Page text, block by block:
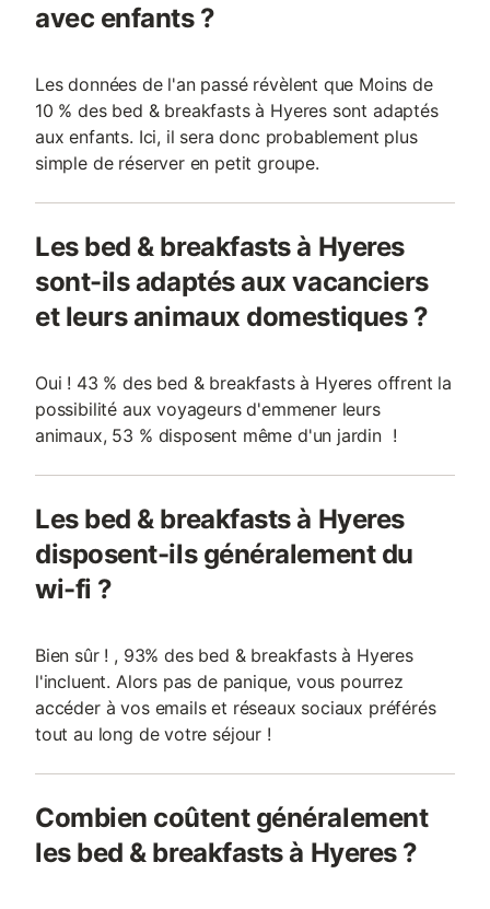
avec enfants ?
Les données de l'an passé révèlent que Moins de
10 % des bed & breakfasts à Hyeres sont adaptés
aux enfants. Ici, il sera donc probablement plus
simple de réserver en petit groupe.
Les bed & breakfasts à Hyeres
sont-ils adaptés aux vacanciers
et leurs animaux domestiques ?
Oui ! 43 % des bed & breakfasts à Hyeres offrent la
possibilité aux voyageurs d'emmener leurs
animaux, 53 % disposent même d'un jardin !
Les bed & breakfasts à Hyeres
disposent-ils généralement du
wi-fi ?
Bien sûr ! , 93% des bed & breakfasts à Hyeres
l'incluent. Alors pas de panique, vous pourrez
accéder à vos emails et réseaux sociaux préférés
tout au long de votre séjour !
Combien coûtent généralement
les bed & breakfasts à Hyeres ?